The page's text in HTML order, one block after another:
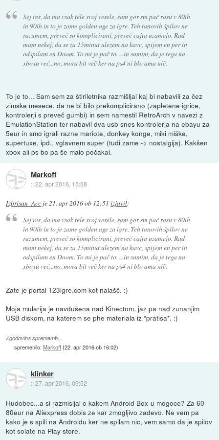
Sej res, da ma vsak tele svoj vesele, sam gor sm pač rasu v 80ih
in 90ih in to je zame golden age za igre. Teh tanovih špilov ne
razumem, preveč so komplicirani, preveč cajta uzamejo. Rad
mam nekej, da se za 15minut ulezem na kavc, spijem en per in
odspilam en Doom. To mi je pač to. ...in sumim, da je tega na
xboxu več,..no, mora bit več ker na ps4 ni blo ama nič.
To je to... Sam sem za štiriletnika razmišljal kaj bi nabavili za čez
zimske mesece, da ne bi bilo prekomplicirano (zapletene igrice,
kontrolerji s preveč gumbi) in sem namestil RetroArch v navezi z
EmulationStation ter nabavil dva usb snes kontrolerja na ebayu za
5eur in smo igrali razne mariote, donkey konge, miki miške,
supertuxe, ipd., vglavnem super (tudi zame -> nostalgija). Kakšen
xbox ali ps bo pa še malo počakal.
Markoff
::22. apr 2016, 15:58
Izbrisan_Acc je21. apr 2016 ob 12:51 izjavil:
Sej res, da ma vsak tele svoj vesele, sam gor sm pač rasu v 80ih
in 90ih in to je zame golden age za igre. Teh tanovih špilov ne
razumem, preveč so komplicirani, preveč cajta uzamejo. Rad
mam nekej, da se za 15minut ulezem na kavc, spijem en per in
odspilam en Doom. To mi je pač to. ...in sumim, da je tega na
xboxu več,..no, mora bit več ker na ps4 ni blo ama nič.
Zate je portal 123igre.com kot nalašč. :)
Moja mularija je navdušena nad Kinectom, jaz pa nad zunanjim
USB diskom, na katerem se phe materiala iz *pratisa*. :)
Zgodovina sprememb…
spremenilo:Markoff(22. apr 2016 ob 16:02)
klinker
::27. apr 2016, 09:52
Hudobec...a si razmisljal o kakem Android Box-u mogoce? Za 60-
80eur na Aliexpress dobis ze kar zmogljivo zadevo. Ne vem pa
kako je s spili na Androidu ker ne spilam nic, vem samo da je spilov
kot solate na Play store.